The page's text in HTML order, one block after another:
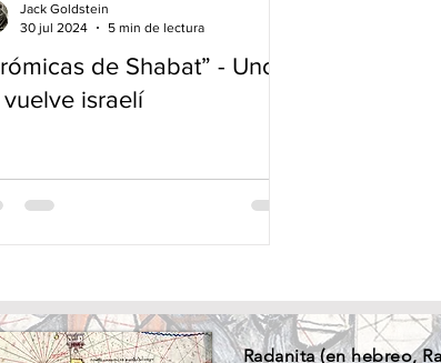
de Shabat” - Uno
vuelve israelí
Jack Goldstein
30 jul 2024
5 min de lectura
Radanita (enhebreo